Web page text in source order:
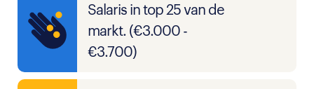
Salaris in top 25 van de
markt. (€3.000 -
€3.700)